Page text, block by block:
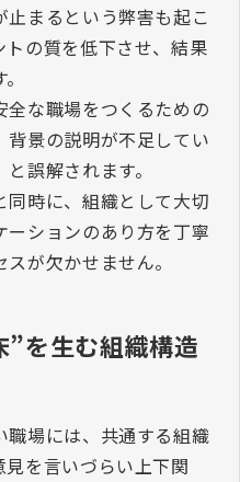
まるという弊害も起こ
トの質を低下させ、結果
な職場をつくるための
景の説明が不足してい
誤解されます。
時に、組織として大切
ーションのあり方を丁寧
が欠かせません。
を生む組織構造
職場には、共通する組織
を言いづらい上下関